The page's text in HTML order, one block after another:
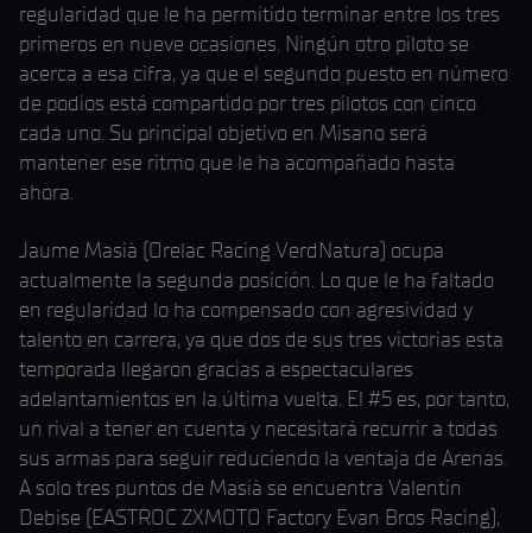
regularidad que le ha permitido terminar entre los tres
primeros en nueve ocasiones. Ningún otro piloto se
acerca a esa cifra, ya que el segundo puesto en número
de podios está compartido por tres pilotos con cinco
cada uno. Su principal objetivo en Misano será
mantener ese ritmo que le ha acompañado hasta
ahora.
Jaume Masià (Orelac Racing VerdNatura) ocupa
actualmente la segunda posición. Lo que le ha faltado
en regularidad lo ha compensado con agresividad y
talento en carrera, ya que dos de sus tres victorias esta
temporada llegaron gracias a espectaculares
adelantamientos en la última vuelta. El #5 es, por tanto,
un rival a tener en cuenta y necesitará recurrir a todas
sus armas para seguir reduciendo la ventaja de Arenas.
A solo tres puntos de Masià se encuentra Valentin
Debise (EASTROC ZXMOTO Factory Evan Bros Racing),